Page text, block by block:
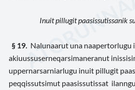
Inuit pillugit paasissutissanik
§ 19. Nalunaarut una naapertorlugu
akiuussuserneqarsimaneranut
uppernarsarniarlugu inuit pillugit
peqqissutsimut paasissutissat